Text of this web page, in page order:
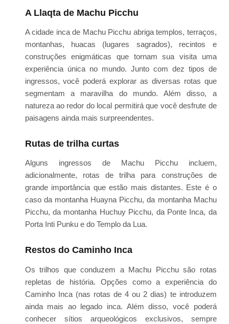
A Llaqta de Machu Picchu
A cidade inca de Machu Picchu abriga templos, terraços,
montanhas, huacas (lugares sagrados), recintos e
construções enigmáticas que tornam sua visita uma
experiência única no mundo. Junto com dez tipos de
ingressos, você poderá explorar as diversas rotas que
segmentam a maravilha do mundo. Além disso, a
natureza ao redor do local permitirá que você desfrute de
paisagens ainda mais surpreendentes.
Rutas de trilha curtas
Alguns ingressos de Machu Picchu incluem,
adicionalmente, rotas de trilha para construções de
grande importância que estão mais distantes. Este é o
caso da montanha Huayna Picchu, da montanha Machu
Picchu, da montanha Huchuy Picchu, da Ponte Inca, da
Porta Inti Punku e do Templo da Lua.
Restos do Caminho Inca
Os trilhos que conduzem a Machu Picchu são rotas
repletas de história. Opções como a experiência do
Caminho Inca (nas rotas de 4 ou 2 dias) te introduzem
ainda mais ao legado inca. Além disso, você poderá
conhecer sítios arqueológicos exclusivos, sempre